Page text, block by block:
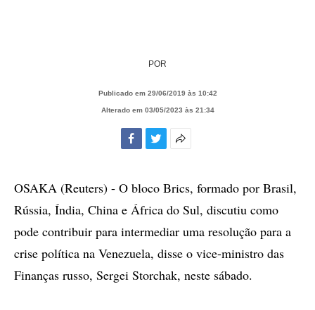
POR
Publicado em 29/06/2019 às 10:42
Alterado em 03/05/2023 às 21:34
compartilhamento
OSAKA (Reuters) - O bloco Brics, formado por Brasil,
Rússia, Índia, China e África do Sul, discutiu como
pode contribuir para intermediar uma resolução para a
crise política na Venezuela, disse o vice-ministro das
Finanças russo, Sergei Storchak, neste sábado.